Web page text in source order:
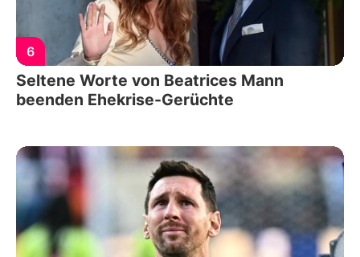
6
Seltene Worte von Beatrices Mann
beenden Ehekrise-Gerüchte